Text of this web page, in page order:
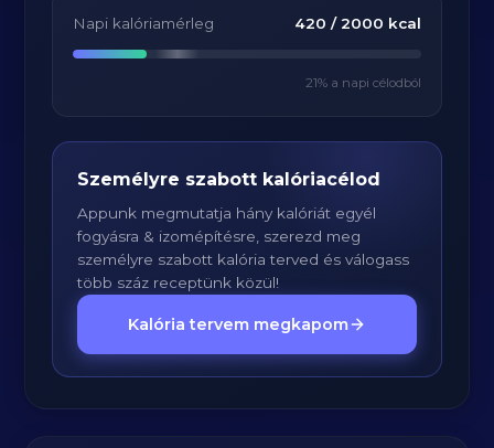
Napi kalóriamérleg 420 / 2000 kcal
21% a napi célodból
Személyre szabott kalóriacélod
Appunk megmutatja hány kalóriát egyél
fogyásra & izomépítésre, szerezd meg
személyre szabott kalória terved és válogass
több száz receptünk közül!
Kalória tervem megkapom